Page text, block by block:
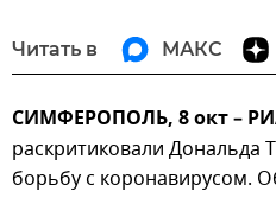
Читать в МАКС
СИМФЕРОПОЛЬ, 8 окт –
раскритиковали Дональда
борьбу с коронавирусом.